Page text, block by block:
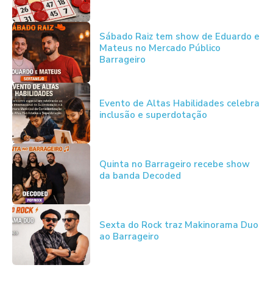
Sábado Raiz tem show de Eduardo e
Mateus no Mercado Público
Barrageiro
Evento de Altas Habilidades celebra
inclusão e superdotação
Quinta no Barrageiro recebe show
da banda Decoded
Sexta do Rock traz Makinorama Duo
ao Barrageiro